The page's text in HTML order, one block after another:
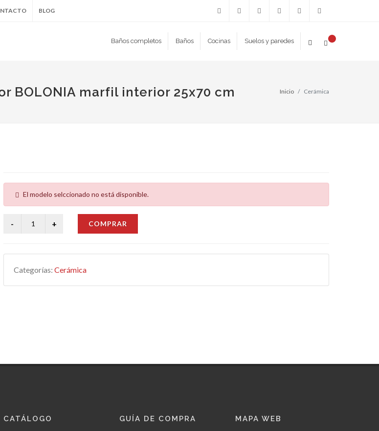
BLOG
FacebookTwitter 927
Baños completos Baños Cocinas Suelos y paredes
BOLONIA marfil interior 25x70 cm Inicio Cerámica
El modelo selccionado no está disponible.
COMPRAR
Categorías:Cerámica
CATÁLOGO GUÍA DE COMPRA MAPA WEB